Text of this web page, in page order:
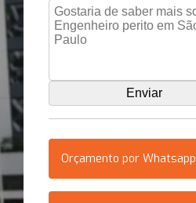
Orçamento por Whatsapp